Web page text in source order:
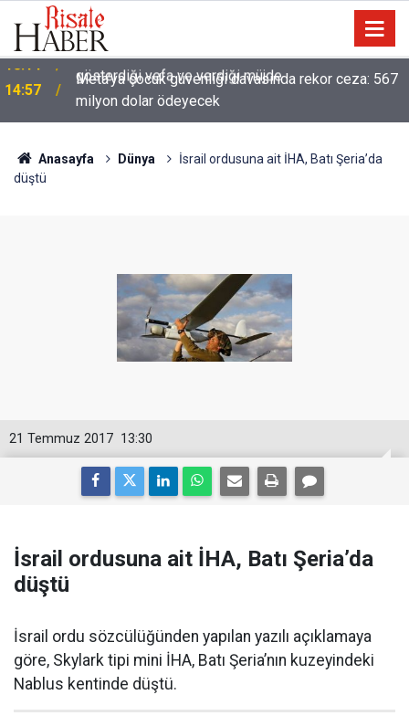
14:57
Meta'ya çocuk güvenliği davasında rekor ceza: 567
milyon dolar ödeyecek
Anasayfa Dünya
İsrail ordusuna ait İHA, Batı Şeria’da
düştü
13:30
21 Temmuz 2017
İsrail ordusuna ait İHA, Batı Şeria’da
düştü
İsrail ordu sözcülüğünden yapılan yazılı açıklamaya
göre, Skylark tipi mini İHA, Batı Şeria’nın kuzeyindeki
Nablus kentinde düştü.